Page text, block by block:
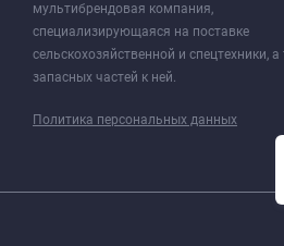
мультибрендовая компания,
специализирующаяся на поставке
сельскохозяйственной и спецтехники, а
запасных частей к ней.
Политика персональных данных